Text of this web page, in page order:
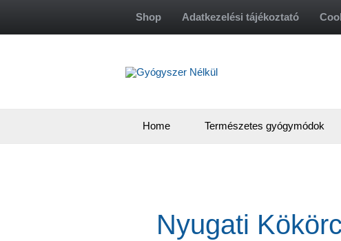
Shop Adatkezelési tájékoztató
Home Természetes gyógymódok
Nyugati